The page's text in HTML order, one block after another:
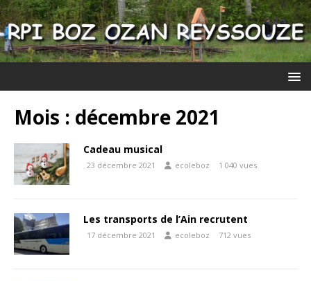
Mois : décembre 2021
Cadeau musical
23 décembre 2021 ecoleboz 1 040 vues
Les transports de l’Ain recrutent
17 décembre 2021 ecoleboz 712 vues